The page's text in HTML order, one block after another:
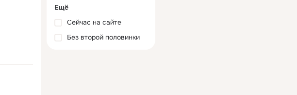
Ещё
Сейчас на сайте
Без второй половинки